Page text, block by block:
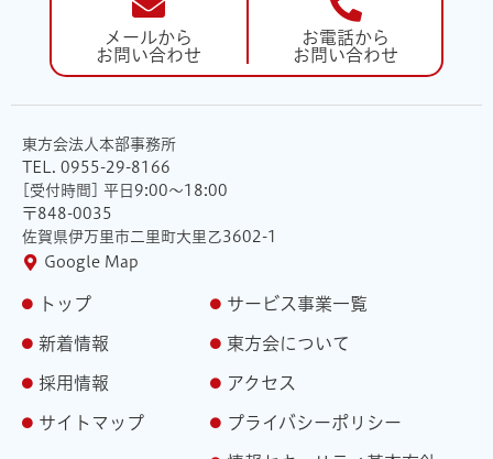
メールから
お問い合わせ
お電話から
お問い合わせ
東方会法人本部事務所
TEL. 0955-29-8166
[受付時間] 平日9:00〜18:00
〒848-0035
佐賀県伊万里市二里町大里乙3602-1
Google Map
トップ
新着情報
採用情報
サイトマップ
サービス事業一覧
東方会について
アクセス
プライバシーポリシー